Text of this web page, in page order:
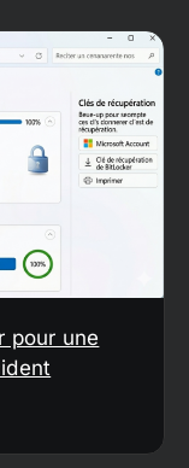
pour une